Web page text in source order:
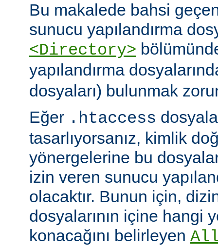
Bu makalede bahsi
sunucu yapılandırma
<Directory>
yapılandırma
dosyaları) bulunmak
Eğer .htaccess
tasarlıyorsanız, kimlik
yönergelerine bu
izin veren sunucu
olacaktır. Bunun için,
dosyalarının içine hangi
konacağını belirleyen